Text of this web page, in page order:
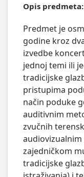
Opis predmeta:
Predmet je
godine kroz
izvedbe
jednoj temi ili
tradicijske
pristupima
način poduke
auditivnim
zvučnih
zajedničkom
tradicijske